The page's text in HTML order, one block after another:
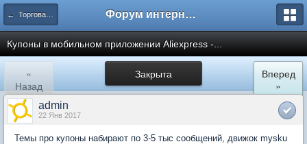
← Торговая площадка AliExpress Форум интернет покупателей
Купоны в мобильном приложении Aliexpress -...
Закрыта
«
Назад
Вперед
»
admin
22 Янв 2017
Темы про купоны набирают по 3-5 тыс сообщений, движок mysku